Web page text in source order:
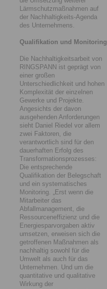
Lärmschutzmaßnahmen auf
der Nachhaltigkeits-Agenda
des Unternehmens.
Qualifikation und Monitoring
Die Nachhaltigkeitsarbeit von
RINGSPANN ist geprägt von
einer großen
Unterschiedlichkeit und hohen
Komplexität der einzelnen
Gewerke und Projekte.
Angesichts der davon
ausgehenden Anforderungen
sieht Daniel Riedel vor allem
zwei Faktoren, die
verantwortlich sind für den
dauerhaften Erfolg des
Transformationsprozesses:
Die entsprechende
Qualifikation der Belegschaft
und ein systematisches
Monitoring. „Erst wenn die
Mitarbeiter das
Abfallmanagement, die
Ressourceneffizienz und die
Energiesparvorgaben aktiv
umsetzen, erweisen sich die
getroffenen Maßnahmen als
nachhaltig sowohl für die
Umwelt als auch für das
Unternehmen. Und um die
quantitative und qualitative
Wirkung der